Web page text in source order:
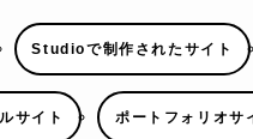
Studioで制作されたサイト
サイト ポートフォリオサ